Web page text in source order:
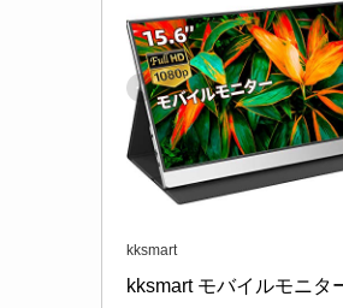
kksmart
kksmart モバイルモニタ